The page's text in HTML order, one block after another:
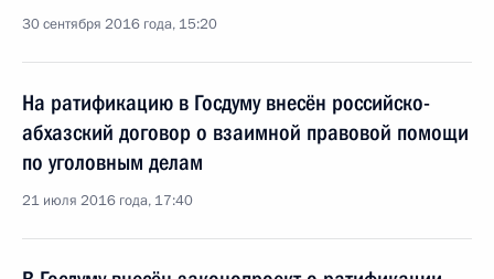
30 сентября 2016 года, 15:20
На ратификацию в Госдуму внесён российско-
абхазский договор о взаимной правовой помощи
по уголовным делам
21 июля 2016 года, 17:40